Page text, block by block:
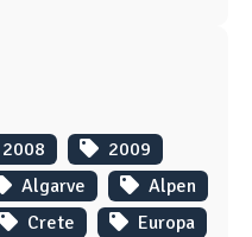
2008
2009
Algarve
Alpen
Crete
Europa